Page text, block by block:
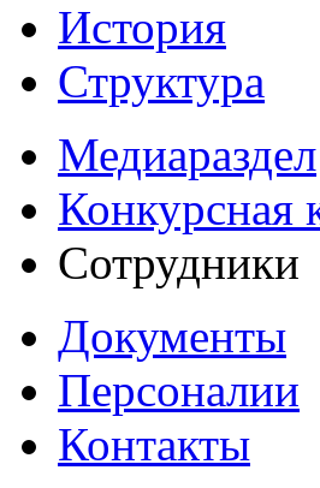
История
Структура
Медиараздел
Конкурсная
Сотрудники
Документы
Персоналии
Контакты